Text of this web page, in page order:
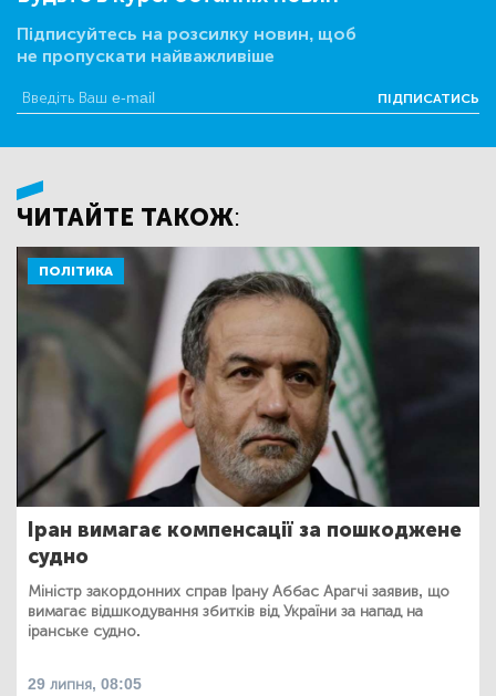
Підписуйтесь на розсилку новин, щоб
не пропускати найважливіше
ПІДПИСАТИСЬ
ЧИТАЙТЕ ТАКОЖ:
ПОЛІТИКА
Іран вимагає компенсації за пошкоджене
судно
Міністр закордонних справ Ірану Аббас Арагчі заявив, що
вимагає відшкодування збитків від України за напад на
іранське судно.
29 липня, 08:05